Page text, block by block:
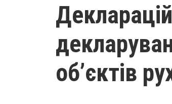
об’єктів